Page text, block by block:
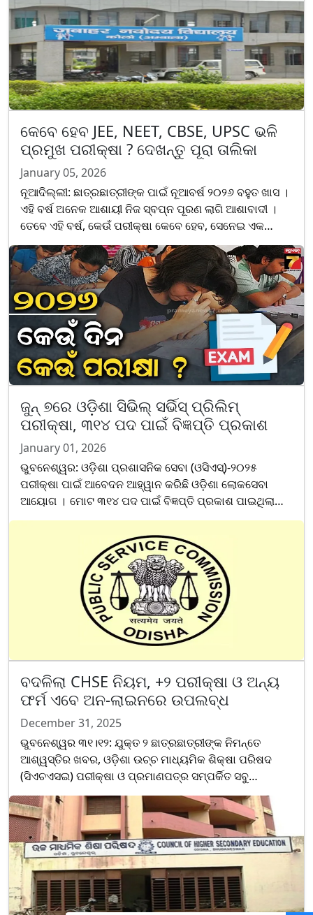
କେବେ ହେବ JEE, NEET, CBSE, UPSC ଭଳି
ପ୍ରମୁଖ ପରୀକ୍ଷା ? ଦେଖନ୍ତୁ ପୂରା ତାଲିକା
January 05, 2026
ନୂଆଦିଲ୍ଲୀ: ଛାତ୍ରଛାତ୍ରୀଙ୍କ ପାଇଁ ନୂଆବର୍ଷ ୨୦୨୬ ବହୁତ ଖାସ ।
ଏହି ବର୍ଷ ଅନେକ ଆଶାୟୀ ନିଜ ସ୍ବପ୍ନ ପୂରଣ ଲାଗି ଆଶାବାଦୀ ।
ତେବେ ଏହି ବର୍ଷ, କେଉଁ ପରୀକ୍ଷା କେବେ ହେବ, ସେନେଇ ଏକ
ସମ୍ଭାବ୍ୟ ତାଲିକା ସାମ୍ନାକୁ ଆସିଛି । ୨୦୨୬ ମସିହା ପାଇ......
ଜୁନ୍ ୭ରେ ଓଡ଼ିଶା ସିଭିଲ୍ ସର୍ଭିସ୍ ପ୍ରିଲିମ୍
ପରୀକ୍ଷା, ୩୧୪ ପଦ ପାଇଁ ବିଜ୍ଞପ୍ତି ପ୍ରକାଶ
January 01, 2026
ଭୁବନେଶ୍ୱର: ଓଡ଼ିଶା ପ୍ରଶାସନିକ ସେବା (ଓସିଏସ୍)-୨୦୨୫
ପରୀକ୍ଷା ପାଇଁ ଆବେଦନ ଆହ୍ୱାନ କରିଛି ଓଡ଼ିଶା ଲୋକସେବା
ଆୟୋଗ । ମୋଟ ୩୧୪ ପଦ ପାଇଁ ବିଜ୍ଞପ୍ତି ପ୍ରକାଶ ପାଇଥିଲା
ବେଳେ ଏଥିରେ ୧୦୪ଟି ପଦ ମହିଳାଙ୍କ ପାଇଁ ସଂରକ୍ଷିତ ରହିଛି ।
ବଦଳିଲା CHSE ନିୟମ, +୨ ପରୀକ୍ଷା ଓ ଅନ୍ୟ
ଫର୍ମ ଏବେ ଅନ-ଲାଇନରେ ଉପଲବ୍ଧ
December 31, 2025
ଭୁବନେଶ୍ୱର ୩୧।୧୨: ଯୁକ୍ତ ୨ ଛାତ୍ରଛାତ୍ରୀଙ୍କ ନିମନ୍ତେ
ଆଶ୍ୱସ୍ତିର ଖବର, ଓଡି଼ଶା ଉଚ୍ଚ ମାଧ୍ୟମିକ ଶିକ୍ଷା ପରିଷଦ
(ସିଏଚଏସଇ) ପରୀକ୍ଷା ଓ ପ୍ରମାଣପତ୍ର ସମ୍ପର୍କିତ ସବୁ
ଗୁରୁତ୍ୱପୂର୍ଣ୍ଣ ଫର୍ମ ଅନଲାଇନରେ ଉପଲବ୍ଧ କରିଛନ୍ତି। ଏଣୁ
ଛାତ୍ରଛାତ......